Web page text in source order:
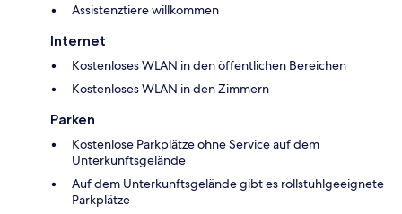
Assistenztiere willkommen
Internet
Kostenloses WLAN in den öffentlichen Bereichen
Kostenloses WLAN in den Zimmern
Parken
Kostenlose Parkplätze ohne Service auf dem
Unterkunftsgelände
Auf dem Unterkunftsgelände gibt es rollstuhlgeeignete
Parkplätze